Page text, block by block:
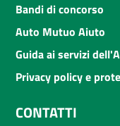
Bandi di concorso
Auto Mutuo Aiuto
Guida ai servizi
Privacy policy e
CONTATTI